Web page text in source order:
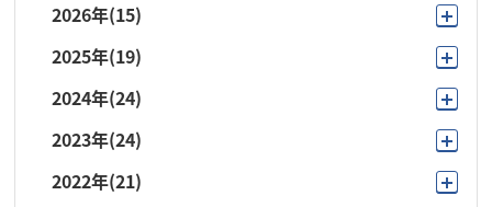
2026年(15)
7月(2)
6月(4)
5月(4)
4月(2)
2025年(19)
11月(3)
10月(2)
7月(2)
2024年(24)
12月(1)
11月(1)
2023年(24)
11月(2)
2022年(21)